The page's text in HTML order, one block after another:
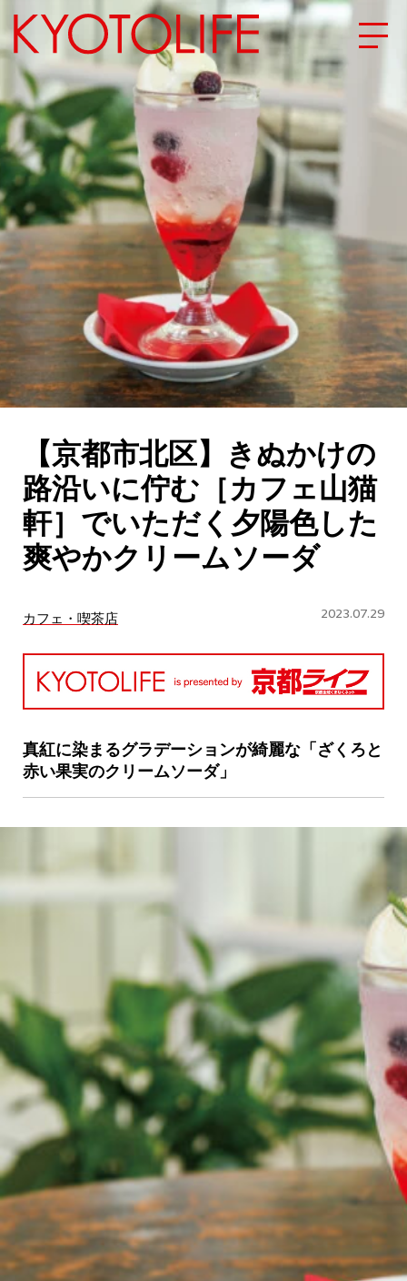
エリアから探す
地図から探す
カテゴリーから探す
SPECIAL
NEW OPEN
SERIES
CULTURE
ABOUT US
Instagram
チケットプレゼント応募
MAIN MENU
SERIES
私と店のはなし
今月の京みやげ
京都の書店
CULTURE
すべて
関西で開催。
おすすめの展覧会
【京都市北区】きぬかけの
路沿いに佇む［カフェ山猫
軒］でいただく夕陽色した
爽やかクリームソーダ
カフェ・喫茶店 2023.07.29
真紅に染まるグラデーションが綺麗な「ざくろと
赤い果実のクリームソーダ」